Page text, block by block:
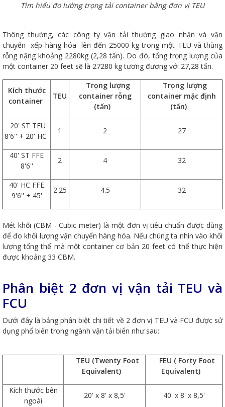
Tìm hiểu đo lường trọng tải container bằng đơn vị TEU
Thông thường, các công ty vận tải thường giao nhận và vận
chuyển xếp hàng hóa lên đến 25000 kg trong một TEU và thùng
rỗng nặng khoảng 2280kg (2,28 tấn). Do đó, tổng trọng lượng của
một container 20 feet sẽ là 27280 kg tương đương với 27,28 tấn.
Kích thước
container
TEU
Trọng lượng
container rỗng
(tấn)
Trọng lượng
container mặc định
(tấn)
20' ST TEU
8'6'' + 20' HC
1 2 27
40' ST FFE
8'6''
2 4 32
40' HC FFE
9'6'' + 45'
2.25 4.5 32
Mét khối (CBM - Cubic meter) là một đơn vị tiêu chuẩn được dùng
để đo khối lượng vận chuyển hàng hóa. Nếu chúng ta nhìn vào khối
lượng tổng thể mà một container cơ bản 20 feet có thể thực hiện
được khoảng 33 CBM.
Phân biệt 2 đơn vị vận tải TEU và
FCU
Dưới đây là bảng phân biệt chi tiết về 2 đơn vị TEU và FCU được sử
dụng phổ biến trong ngành vận tải biển như sau:
TEU (Twenty Foot
Equivalent)
FEU ( Forty Foot
Equivalent)
Kích thước bên
ngoài
20' x 8' x 8,5' 40' x 8' x 8,5'